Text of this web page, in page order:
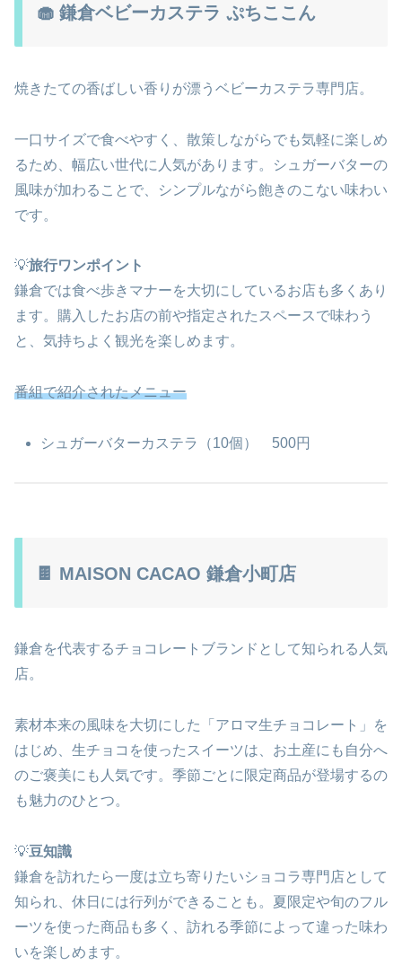
🧁 鎌倉ベビーカステラ ぷちここん
焼きたての香ばしい香りが漂うベビーカステラ専門店。
一口サイズで食べやすく、散策しながらでも気軽に楽しめ
るため、幅広い世代に人気があります。シュガーバターの
風味が加わることで、シンプルながら飽きのこない味わい
です。
💡旅行ワンポイント
鎌倉では食べ歩きマナーを大切にしているお店も多くあり
ます。購入したお店の前や指定されたスペースで味わう
と、気持ちよく観光を楽しめます。
番組で紹介されたメニュー
シュガーバターカステラ（10個） 500円
🍫 MAISON CACAO 鎌倉小町店
鎌倉を代表するチョコレートブランドとして知られる人気
店。
素材本来の風味を大切にした「アロマ生チョコレート」を
はじめ、生チョコを使ったスイーツは、お土産にも自分へ
のご褒美にも人気です。季節ごとに限定商品が登場するの
も魅力のひとつ。
💡豆知識
鎌倉を訪れたら一度は立ち寄りたいショコラ専門店として
知られ、休日には行列ができることも。夏限定や旬のフル
ーツを使った商品も多く、訪れる季節によって違った味わ
いを楽しめます。